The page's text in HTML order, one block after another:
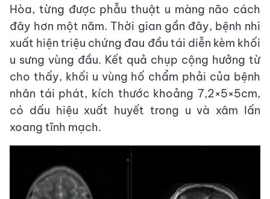
Hòa, từng được phẫu thuật u màng não cách
đây hơn một năm. Thời gian gần đây, bệnh nhi
xuất hiện triệu chứng đau đầu tái diễn kèm khối
u sưng vùng đầu. Kết quả chụp cộng hưởng từ
cho thấy, khối u vùng hố chẩm phải của bệnh
nhân tái phát, kích thước khoảng 7,2×5×5cm,
có dấu hiệu xuất huyết trong u và xâm lấn
xoang tĩnh mạch.